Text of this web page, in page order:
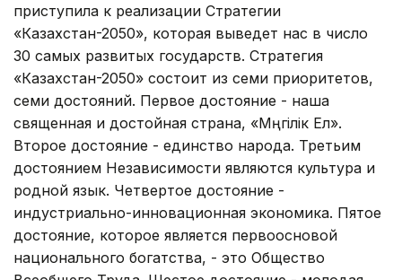
приступила к реализации Стратегии
«Казахстан-2050», которая выведет нас в число
30 самых развитых государств. Стратегия
«Казахстан-2050» состоит из семи приоритетов,
семи достояний. Первое достояние - наша
священная и достойная страна, «Мәңгілік Ел».
Второе достояние - единство народа. Третьим
достоянием Независимости являются культура и
родной язык. Четвертое достояние -
индустриально-инновационная экономика. Пятое
достояние, которое является первоосновой
национального богатства, - это Общество